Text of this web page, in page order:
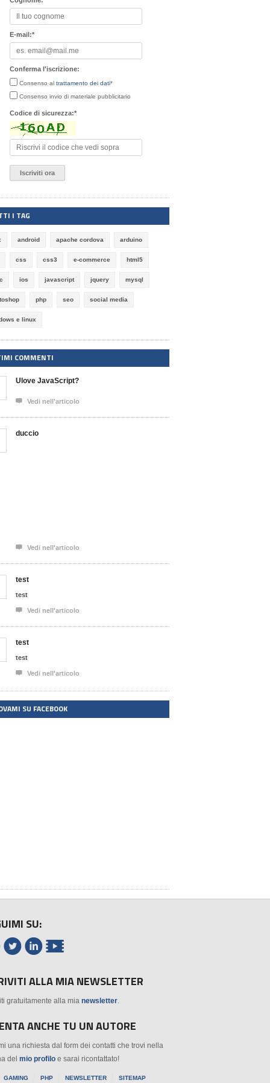
E-mail:*
Conferma l'iscrizione:
Consenso al trattamento dei dati*
Consenso invio di materiale pubblicitario
Codice di sicurezza:*
I TAG
android apache cordova arduino
css css3 e-commerce html5
ios javascript jquery mysql
php seo social media
e linux
COMMENTI
Ulove JavaScript?
 Vedi nell'articolo
duccio
 Vedi nell'articolo
test
test
 Vedi nell'articolo
test
test
 Vedi nell'articolo
SU FACEBOOK
SU:
🎬
ALLA MIA NEWSLETTER
gratuitamente alla mia newsletter.
ANCHE TU UN AUTORE
una richiesta dal form dei contatti che trovi nella
del mio profilo e sarai ricontattato!
GAMING PHP NEWSLETTER SITEMAP